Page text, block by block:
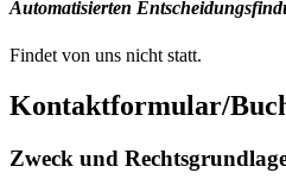
Automatisierten
Findet von uns nicht statt.
Kontaktformular/
Zweck und